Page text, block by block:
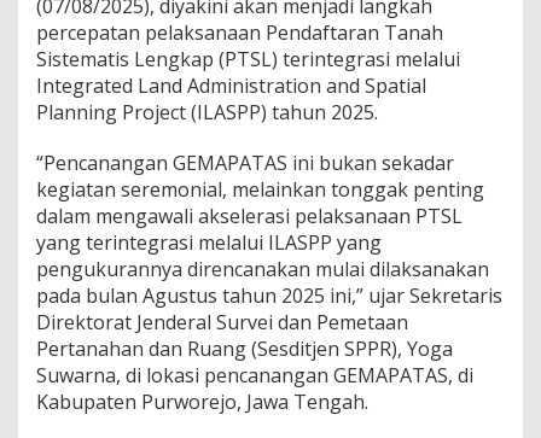
i
a
l
a
I
A
S
P
P
,
K
e
m
e
n
(07/08/2025), diyakini akan menjadi langkah
percepatan pelaksanaan Pendaftaran Tanah
Sistematis Lengkap (PTSL) terintegrasi melalui
Integrated Land Administration and Spatial
Planning Project (ILASPP) tahun 2025.
“Pencanangan GEMAPATAS ini bukan sekadar
kegiatan seremonial, melainkan tonggak penting
dalam mengawali akselerasi pelaksanaan PTSL
yang terintegrasi melalui ILASPP yang
pengukurannya direncanakan mulai dilaksanakan
pada bulan Agustus tahun 2025 ini,” ujar Sekretaris
Direktorat Jenderal Survei dan Pemetaan
Pertanahan dan Ruang (Sesditjen SPPR), Yoga
Suwarna, di lokasi pencanangan GEMAPATAS, di
Kabupaten Purworejo, Jawa Tengah.